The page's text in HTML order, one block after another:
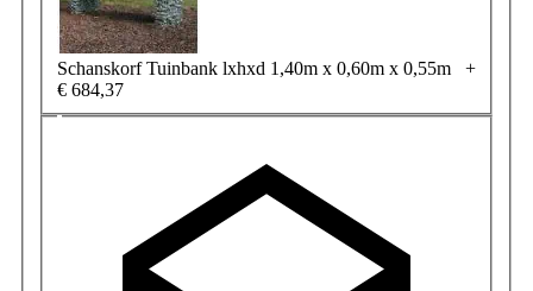
Schanskorf Tuinbank lxhxd 1,40m x 0,60m x 0,55m
+
€ 684,37